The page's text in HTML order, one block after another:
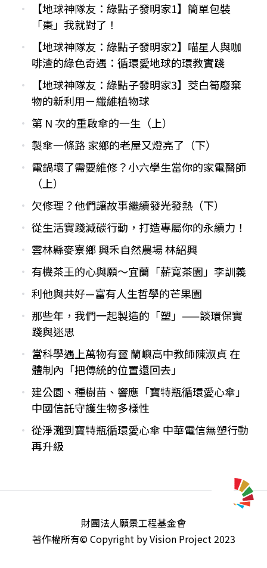
【地球神隊友：綠點子發明家1】簡單包裝
「棗」我就對了！
【地球神隊友：綠點子發明家2】喵星人與咖
啡渣的綠色奇遇：循環愛地球的環教實踐
【地球神隊友：綠點子發明家3】茭白筍廢棄
物的新利用－纖維植物球
第 N 次的重啟傘的一生（上）
製傘一條路 家鄉的老屋又燈亮了（下）
電鍋壞了需要維修？小六學生當你的家電醫師
（上）
欠修理？他們讓故事繼續發光發熱（下）
從生活實踐減碳行動，打造專屬你的永續力！
雲林縣麥寮鄉 興禾自然農場 林紹興
有機茶王的心與願～宜蘭「薪寬茶園」李訓義
利他與共好—富有人生哲學的芒果園
那些年，我們一起製造的「塑」——談環保實
踐與迷思
當科學遇上萬物有靈 蘭嶼高中教師陳淑貞 在
體制內「把傳統的位置還回去」
建公園、種樹苗、響應「寶特瓶循環愛心傘」
中國信託守護生物多樣性
從淨灘到寶特瓶循環愛心傘 中華電信無塑行動
再升級
財團法人願景工程基金會
著作權所有© Copyright by Vision Project 2023